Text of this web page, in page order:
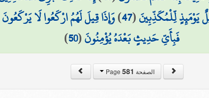
يَوْمَئِذٍ لِّلْمُكَذِّبِينَ(
47
)وَإِذَا قِيلَ لَهُمُ ارْكَعُوا لَا يَرْكَعُونَ
فَبِأَيِّ حَدِيثٍ بَعْدَهُ يُؤْمِنُونَ(
50
)
الصفحة Page 581